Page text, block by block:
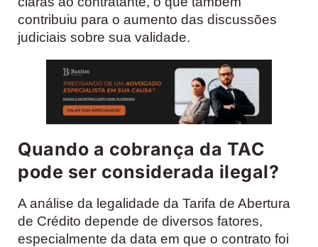
contribuiu para o aumento das discussões
judiciais sobre sua validade.
Quando a cobrança da TAC
pode ser considerada ilegal?
A análise da legalidade da Tarifa de Abertura
de Crédito depende de diversos fatores,
especialmente da data em que o contrato foi